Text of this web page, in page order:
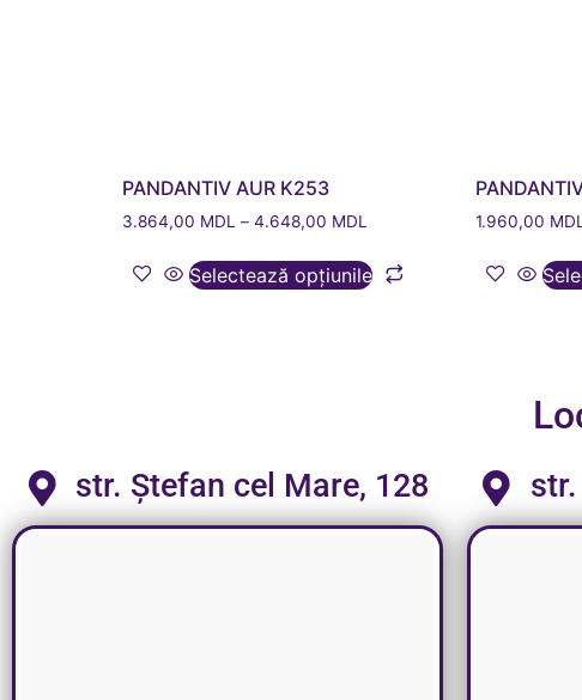
PANDANTIV AUR K253
3.864,00 MDL – 4.648,00 MDL
Selectează opțiunile
1.960,00 MDL
str. Ștefan cel Mare, 128